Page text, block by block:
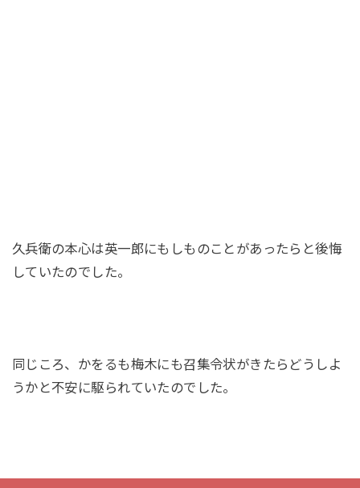
久兵衛の本心は英一郎にもしものことがあったらと後悔
していたのでした。
同じころ、かをるも梅木にも召集令状がきたらどうしよ
うかと不安に駆られていたのでした。